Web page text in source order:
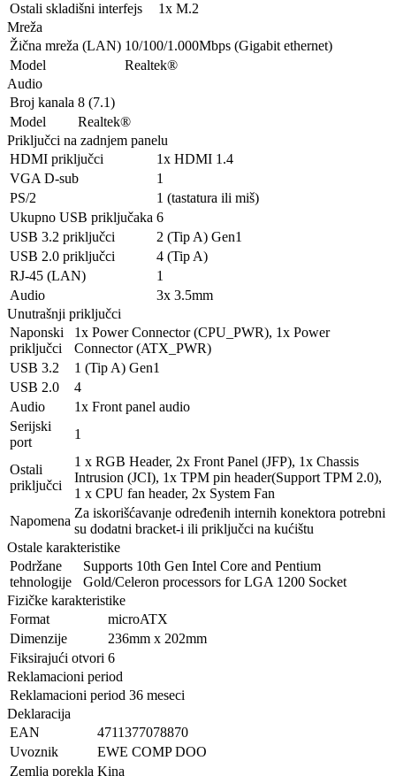
Ostali skladišni interfejs
1x M.2
Mreža
Žična mreža (LAN) 10/100/1.000Mbps (Gigabit ethernet)
Model
Realtek®
Audio
Broj kanala 8 (7.1)
Model
Realtek®
Priključci na zadnjem panelu
HDMI priključci
1x HDMI 1.4
VGA D-sub
1
PS/2
1 (tastatura ili miš)
Ukupno USB priključaka 6
USB 3.2 priključci
2 (Tip A) Gen1
USB 2.0 priključci
4 (Tip A)
RJ-45 (LAN)
1
Audio
3x 3.5mm
Unutrašnji priključci
Naponski
priključci
1x Power Connector (CPU_PWR), 1x Power
Connector (ATX_PWR)
USB 3.2
1 (Tip A) Gen1
USB 2.0
4
Audio
1x Front panel audio
Serijski
port
1
Ostali
priključci
1 x RGB Header, 2x Front Panel (JFP), 1x Chassis
Intrusion (JCI), 1x TPM pin header(Support TPM 2.0),
1 x CPU fan header, 2x System Fan
Napomena
Za iskorišćavanje određenih internih konektora potrebni
su dodatni bracket-i ili priključci na kućištu
Ostale karakteristike
Podržane
tehnologije
Supports 10th Gen Intel Core and Pentium
Gold/Celeron processors for LGA 1200 Socket
Fizičke karakteristike
Format
microATX
Dimenzije
236mm x 202mm
Fiksirajući otvori 6
Reklamacioni period
Reklamacioni period 36 meseci
Deklaracija
EAN
4711377078870
Uvoznik
EWE COMP DOO
Zemlja porekla Kina